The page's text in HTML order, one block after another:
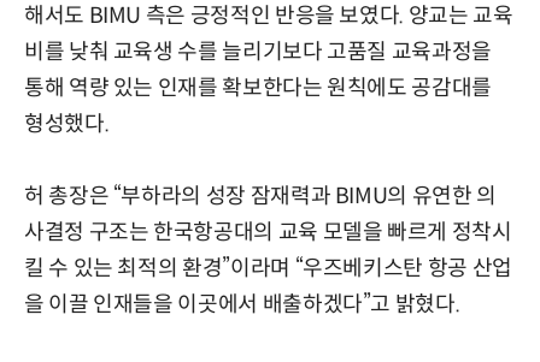
해서도 BIMU 측은 긍정적인 반응을 보였다. 양교는 교육
비를 낮춰 교육생 수를 늘리기보다 고품질 교육과정을
통해 역량 있는 인재를 확보한다는 원칙에도 공감대를
형성했다.
허 총장은 “부하라의 성장 잠재력과 BIMU의 유연한 의
사결정 구조는 한국항공대의 교육 모델을 빠르게 정착시
킬 수 있는 최적의 환경”이라며 “우즈베키스탄 항공 산업
을 이끌 인재들을 이곳에서 배출하겠다”고 밝혔다.